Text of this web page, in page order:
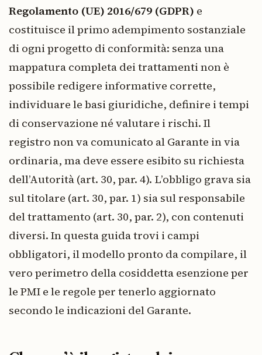
Regolamento (UE) 2016/679 (GDPR) e
costituisce il primo adempimento sostanziale
di ogni progetto di conformità: senza una
mappatura completa dei trattamenti non è
possibile redigere informative corrette,
individuare le basi giuridiche, definire i tempi
di conservazione né valutare i rischi. Il
registro non va comunicato al Garante in via
ordinaria, ma deve essere esibito su richiesta
dell’Autorità (art. 30, par. 4). L’obbligo grava sia
sul titolare (art. 30, par. 1) sia sul responsabile
del trattamento (art. 30, par. 2), con contenuti
diversi. In questa guida trovi i campi
obbligatori, il modello pronto da compilare, il
vero perimetro della cosiddetta esenzione per
le PMI e le regole per tenerlo aggiornato
secondo le indicazioni del Garante.